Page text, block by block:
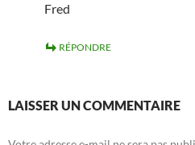
Fred
RÉPONDRE
LAISSER UN COMMENTAIRE